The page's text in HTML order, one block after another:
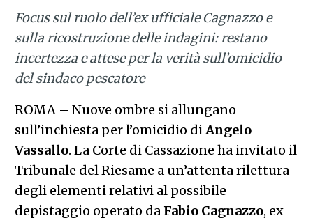
Focus sul ruolo dell’ex ufficiale Cagnazzo e
sulla ricostruzione delle indagini: restano
incertezza e attese per la verità sull’omicidio
del sindaco pescatore
ROMA – Nuove ombre si allungano
sull’inchiesta per l’omicidio diAngelo
Vassallo. La Corte di Cassazione ha invitato il
Tribunale del Riesame a un’attenta rilettura
degli elementi relativi al possibile
depistaggio operato da Fabio Cagnazzo, ex